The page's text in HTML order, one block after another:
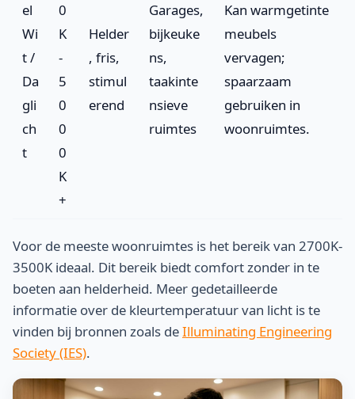
el
Wi
t /
Da
gli
ch
t
0
K
-
5
0
0
0
K
+
Helder
, fris,
stimul
erend
Garages,
bijkeuke
ns,
taakinte
nsieve
ruimtes
Kan warmgetinte
meubels
vervagen;
spaarzaam
gebruiken in
woonruimtes.
Voor de meeste woonruimtes is het bereik van 2700K-
3500K ideaal. Dit bereik biedt comfort zonder in te
boeten aan helderheid. Meer gedetailleerde
informatie over de kleurtemperatuur van licht is te
vinden bij bronnen zoals deIlluminating Engineering
Society (IES).